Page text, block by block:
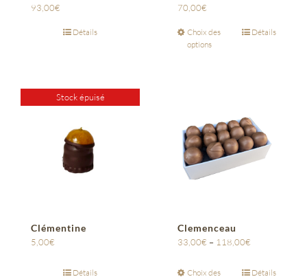
93,00€
Détails
70,00€
Choix des
options
Détails
Stock épuisé
Clémentine
5,00€
Détails
Clemenceau
33,00€ – 118,00€
Choix des
Détails